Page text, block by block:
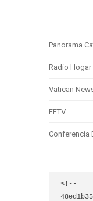
Panorama
Radio Hogar
Vatican
FETV
Conferencia
<!--